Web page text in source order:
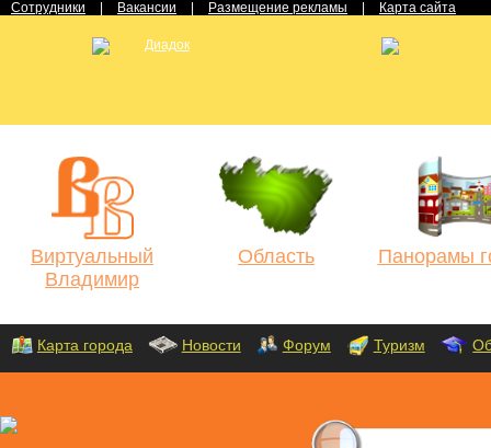
Сотрудники Вакансии Размещение рекламы Карта сайта
Виртуальный
Владимир
Область Панорамы
Карта города Новости Форум Туризм